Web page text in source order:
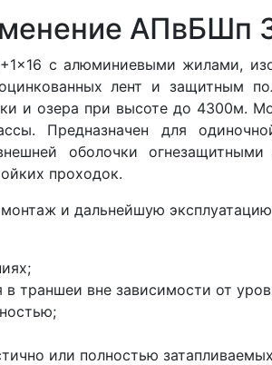
АПвБШп
с алюминиевыми жилами,
лент и защитным
и озера при высоте до 4300м.
Предназначен для
оболочки
проходок.
и дальнейшую
в траншеи вне зависимости от
или полностью